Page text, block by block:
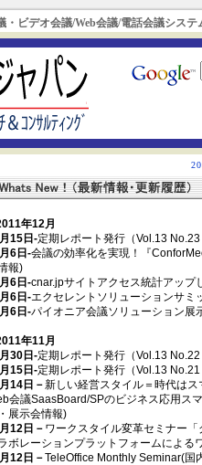
ビデオ会議/Web会議/電話会議シス
年12月
15日-定期レポート発行（Vol.13 No.23
6日-会議の効率化を実現！『
報)
6日-cnar.jpサイトアクセス統計アップ
6日-エクセレントソリューションサミ
6日-パイオニア会議ソリューション展
年11月
30日-定期レポート発行（Vol.13 No.22
15日-定期レポート発行（Vol.13 No.21
14日－新しい経営スタイル＝時代はス
会議SaasBoard/SPのビジネス応用ス
展示会情報)
12日－ ワークスタイル変革セミナー
ボレーションプラットフォームによる
12日－TeleOffice Monthly Seminar(国